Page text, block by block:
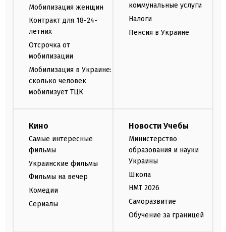
Мобилизация женщин
Контракт для 18-24-
летних
Отсрочка от
мобилизации
Мобилизация в Украине:
сколько человек
мобилизует ТЦК
коммунальные услуги
Налоги
Пенсия в Украине
Кино
Самые интересные
фильмы
Украинские фильмы
Фильмы на вечер
Комедии
Сериалы
Новости Учебы
Министерство
образования и науки
Украины
Школа
НМТ 2026
Саморазвитие
Обучение за границей